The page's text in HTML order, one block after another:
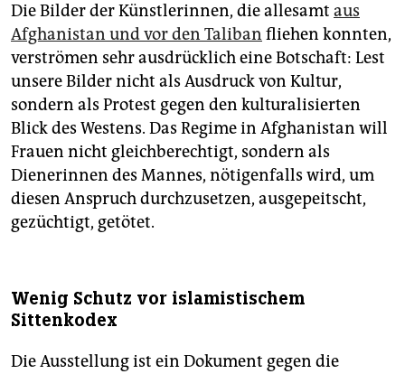
Die Bilder der Künstlerinnen, die allesamt aus
Afghanistan und vor den Taliban fliehen konnten,
verströmen sehr ausdrücklich eine Botschaft: Lest
unsere Bilder nicht als Ausdruck von Kultur,
sondern als Protest gegen den kulturalisierten
Blick des Westens. Das Regime in Afghanistan will
Frauen nicht gleichberechtigt, sondern als
Dienerinnen des Mannes, nötigenfalls wird, um
diesen Anspruch durchzusetzen, ausgepeitscht,
gezüchtigt, getötet.
Wenig Schutz vor islamistischem
Sittenkodex
Die Ausstellung ist ein Dokument gegen die